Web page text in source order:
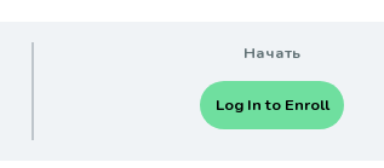
Начать
Log In to Enroll